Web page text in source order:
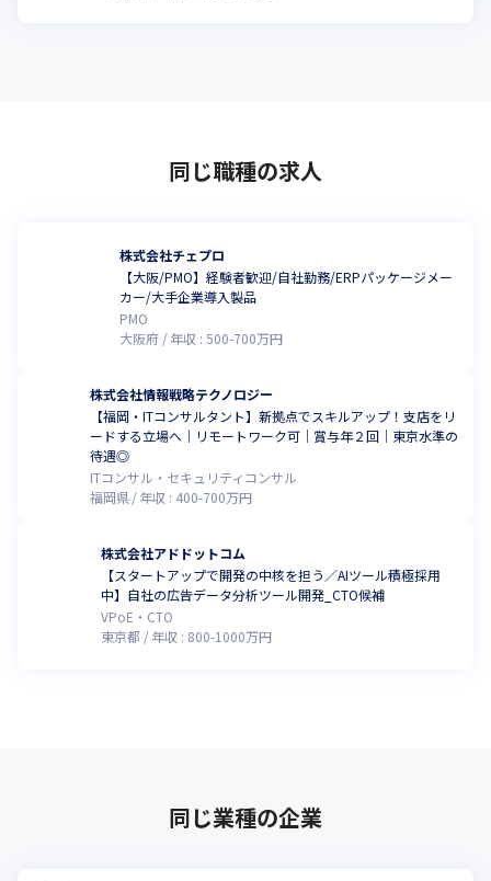
同じ職種の求人
株式会社チェプロ
【大阪/PMO】経験者歓迎/自社勤務/ERPパッケージメー
カー/大手企業導入製品
PMO
大阪府
年収 : 500-700万円
株式会社情報戦略テクノロジー
【福岡・ITコンサルタント】新拠点でスキルアップ！支店をリ
ードする立場へ｜リモートワーク可｜賞与年２回｜東京水準の
待遇◎
ITコンサル・セキュリティコンサル
福岡県
年収 : 400-700万円
株式会社アドドットコム
【スタートアップで開発の中核を担う／AIツール積極採用
中】自社の広告データ分析ツール開発_CTO候補
VPoE・CTO
東京都
年収 : 800-1000万円
同じ業種の企業